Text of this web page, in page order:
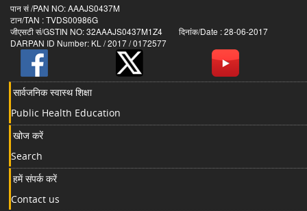
पान सं /PAN NO: AAAJS0437M
टान/TAN : TVDS00986G
जीएसटी सं/GSTIN NO: 32AAAJS0437M1Z4 दिनांक/Date : 28-06-2017
DARPAN ID Number: KL / 2017 / 0172577
सार्वजनिक स्वास्थ शिक्षा
Public Health Education
खोज करें
Search
हमें संपर्क करें
Contact us